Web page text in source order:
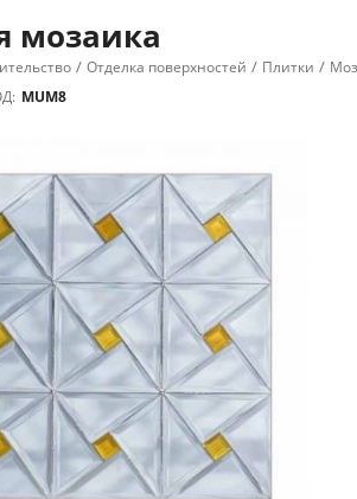
мозаика
/ Отделка поверхностей / Плитки /
MUM8